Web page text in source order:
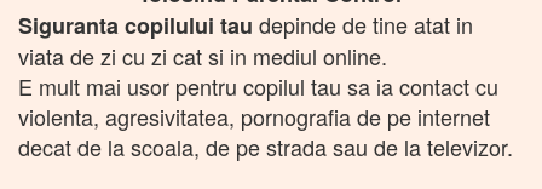
Siguranta copilului tau depinde de tine atat in
viata de zi cu zi cat si in mediul online.
E mult mai usor pentru copilul tau sa ia contact cu
violenta, agresivitatea, pornografia de pe internet
decat de la scoala, de pe strada sau de la televizor.